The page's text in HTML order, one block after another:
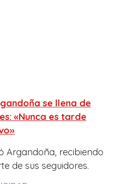
se llena de
«Nunca es tarde
Argandoña, recibiendo
de sus seguidores.